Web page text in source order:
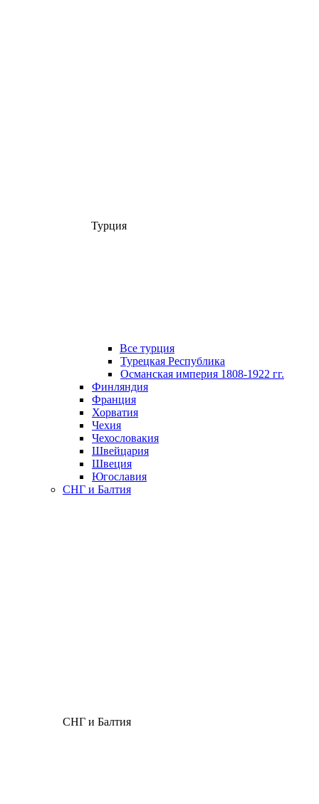
Турция
Все турция
Турецкая Республика
Османская империя 1808-1922 гг.
Финляндия
Франция
Хорватия
Чехия
Чехословакия
Швейцария
Швеция
Югославия
СНГ и Балтия
СНГ и Балтия